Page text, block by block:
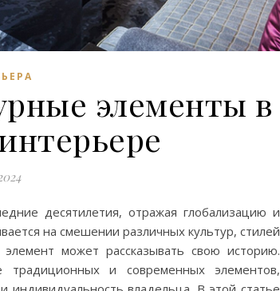
элементы в
десятилетия, отражая глобализацию и
на смешении различных культур, стилей
может рассказывать свою историю.
традиционных и современных элементов,